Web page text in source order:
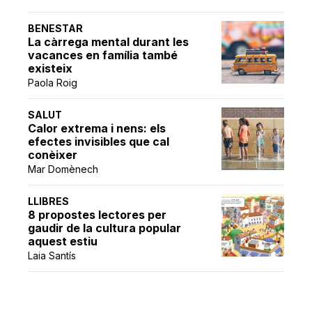
BENESTAR
La càrrega mental durant les
vacances en família també
existeix
Paola Roig
SALUT
Calor extrema i nens: els
efectes invisibles que cal
conèixer
Mar Domènech
LLIBRES
8 propostes lectores per
gaudir de la cultura popular
aquest estiu
Laia Santís